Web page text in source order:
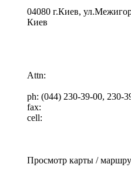
04080 г.Киев,
Киев
Attn:
ph: (044) 230-39-00, 230-
fax:
cell:
Просмотр карты /